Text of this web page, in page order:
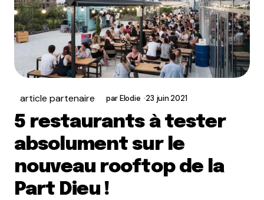
article partenaire parElodie 23 juin 2021
5 restaurants à tester
absolument sur le
nouveau rooftop de la
Part Dieu !